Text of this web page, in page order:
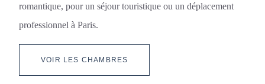
romantique, pour un séjour touristique ou un déplacement
professionnel à Paris.
VOIR LES CHAMBRES
FAQ